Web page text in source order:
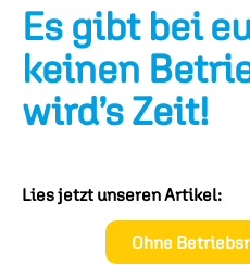
Es gibt bei
keinen
wird’sZeit!
Lies jetzt unseren Artikel:
Ohne